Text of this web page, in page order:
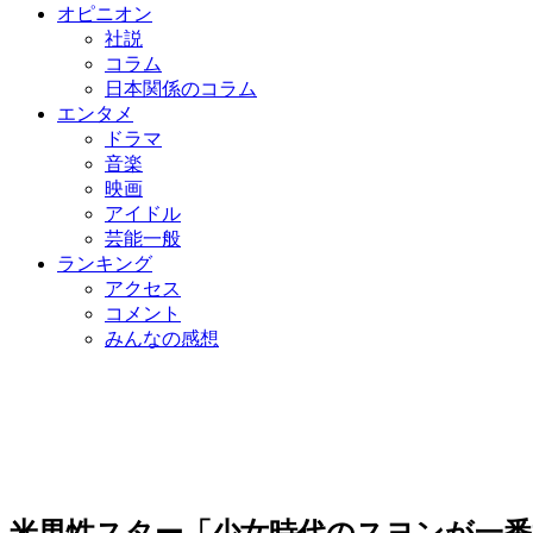
オピニオン
社説
コラム
日本関係のコラム
エンタメ
ドラマ
音楽
映画
アイドル
芸能一般
ランキング
アクセス
コメント
みんなの感想